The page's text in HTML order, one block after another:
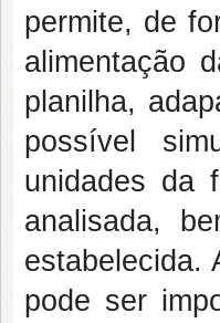
permite, de
alimentação
planilha,
possível
unidades da
analisada,
estabelecida.
pode ser